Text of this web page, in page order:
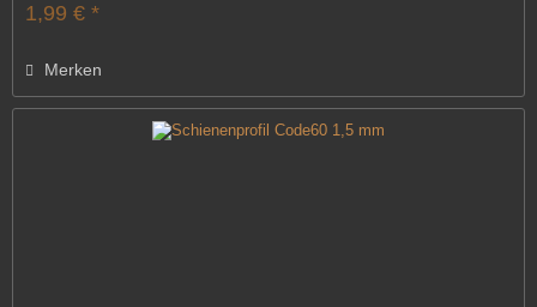
1,99 € *
Merken